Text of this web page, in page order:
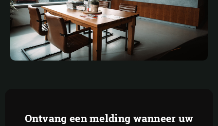
Ontvang een melding wanneer uw